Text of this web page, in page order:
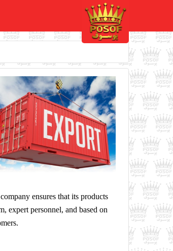
ensures that its products
expert personnel, and based on